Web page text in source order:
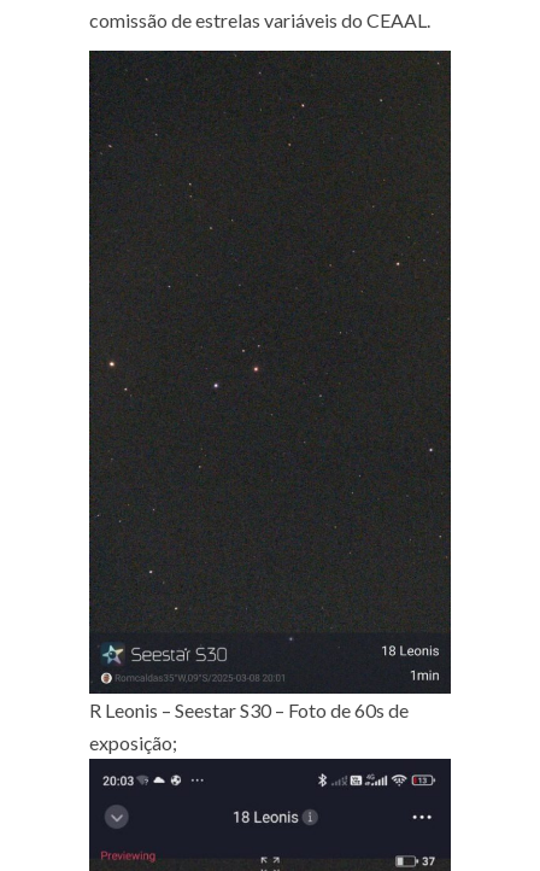
comissão de estrelas variáveis do CEAAL.
R Leonis – Seestar S30 – Foto de 60s de
exposição;